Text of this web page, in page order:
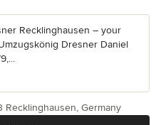
Recklinghausen – your
Dresner Daniel
Recklinghausen, Germany